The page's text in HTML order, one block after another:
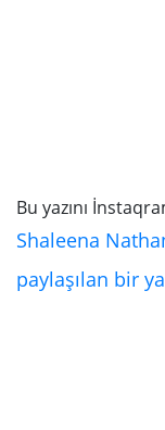
Bu yazını
Shaleena
paylaşılan bir